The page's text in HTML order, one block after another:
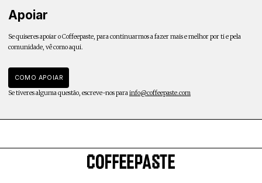
Apoiar
Se quiseres apoiar o Coffeepaste, para continuarmos a fazer mais e melhor por ti e pela
comunidade, vê como aqui.
COMO APOIAR
Se tiveres alguma questão, escreve-nos parainfo@coffeepaste.com